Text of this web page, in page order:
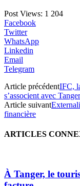
Post Views: 1 204
Facebook
Twitter
WhatsApp
Linkedin
Email
Telegram
Article précédentIFC,
s’associent avec
Article suivant
financière
ARTICLES
À Tanger, le